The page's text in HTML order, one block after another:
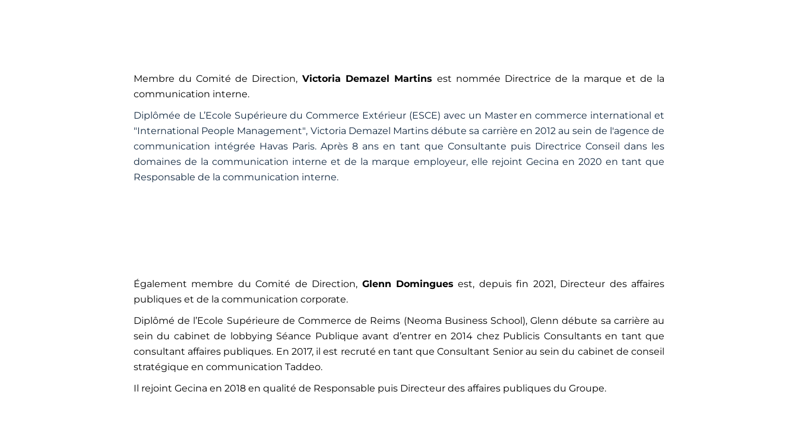
Membre du Comité de Direction, Victoria Demazel Martins est nommée Directrice de la marque et de la
communication interne.
Diplômée de L’Ecole Supérieure du Commerce Extérieur (ESCE) avec un Master en commerce international et
"International People Management", Victoria Demazel Martins débute sa carrière en 2012 au sein de l'agence de
communication intégrée Havas Paris. Après 8 ans en tant que Consultante puis Directrice Conseil dans les
domaines de la communication interne et de la marque employeur, elle rejoint Gecina en 2020 en tant que
Responsable de la communication interne.
Également membre du Comité de Direction, Glenn Domingues est, depuis fin 2021, Directeur des affaires
publiques et de la communication corporate.
Diplômé de l’Ecole Supérieure de Commerce de Reims (Neoma Business School), Glenn débute sa carrière au
sein du cabinet de lobbying Séance Publique avant d’entrer en 2014 chez Publicis Consultants en tant que
consultant affaires publiques. En 2017, il est recruté en tant que Consultant Senior au sein du cabinet de conseil
stratégique en communication Taddeo.
Il rejoint Gecina en 2018 en qualité de Responsable puis Directeur des affaires publiques du Groupe.